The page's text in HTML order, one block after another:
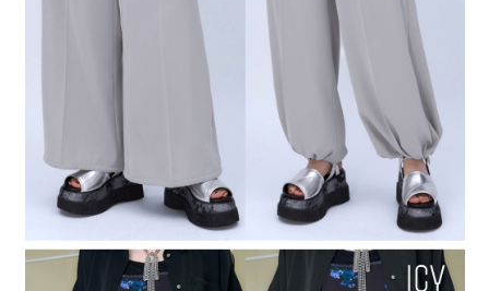
１．透過由恩沛科技股份有限公司提供之「AFTEE先享後付」服務完成之交
易，需依本服務之必要範圍內提供個人資料，並將交易相關給付款項請求債
權轉讓予恩沛科技股份有限公司。
２．關於個人資料處理事宜，請瀏覽以下網址：
https://aftee.tw/terms/#terms3
３．未成年的使用者請事先徵得法定代理人或監護人之同意方可使用
「AFTEE先享後付」，若未經同意申辦者引起之損失，本公司不負相關責
４．使用「AFTEE先享後付」時，將依據個別帳號之用戶狀況，依本公司即
時審查核予不同之上限額度；若仍有額度不足之情形，本公司將視審查結果
請求用戶進行身份認證。
５．嚴禁一人註冊多個帳號或使用他人資訊註冊。若發現惡意使用之情形，
恩沛科技股份有限公司將有權停止該用戶之使用額度並採取法律行動。